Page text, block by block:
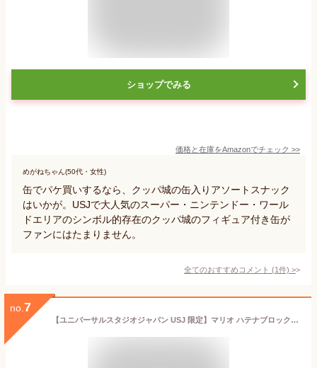
ショップでみる
価格と在庫をAmazonでチェック >>
めがねちゃん(50代・女性)
缶でパケ買いするなら、クッパ城の缶入りアソートスナック
はいかが。USJで大人気のスーパー・ニンテンドー・ワール
ドエリアのシンボル的存在のクッパ城のフィギュア付き缶が
ファンにはたまりません。
全てのおすすめコメント (1件) >
no. 7
【ユニバーサルスタジオジャパン USJ 限定】マリオ ハテナブロック プリントクッキー 缶 スーパー ニンテンドー ワールド (買物袋付き)